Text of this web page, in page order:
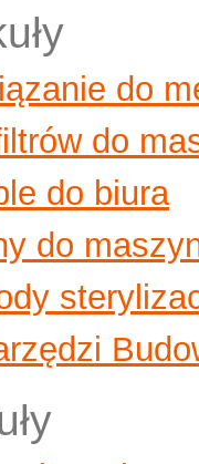
do
do
do biura
do